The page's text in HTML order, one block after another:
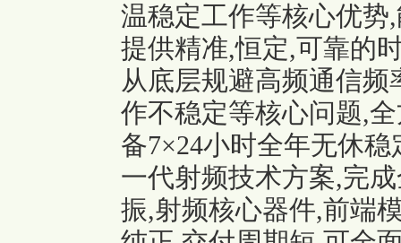
温稳定工作等核心优
提供精准,恒定,可靠的
从底层规避高频通信
作不稳定等核心问题,
备7×24小时全年无休
一代射频技术方案,完
振,射频核心器件,前端